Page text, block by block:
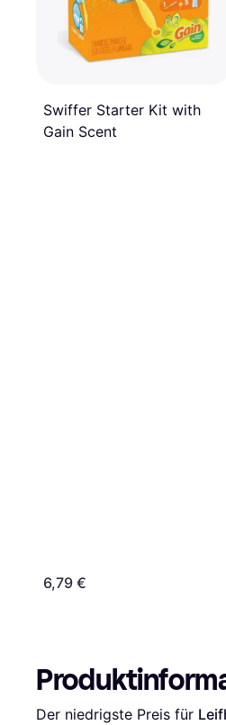
Swiffer Starter Kit with
Gain Scent
6,79 €
Der niedrigste Preis für